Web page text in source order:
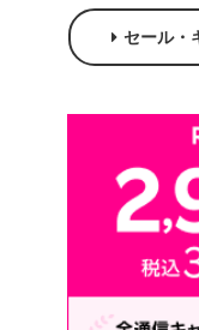
セール・